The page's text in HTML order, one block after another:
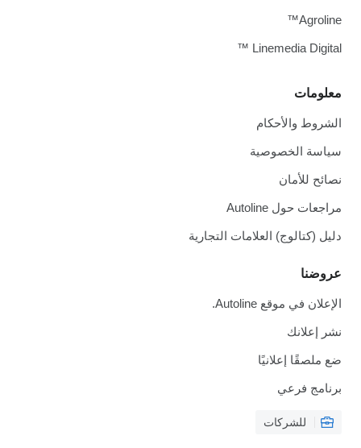
معلومات
الشروط والأحكام
سياسة الخصوصية
نصائح للأمان
مراجعات حول Autoline
دليل (كتالوج) العلامات التجارية
عروضنا
الإعلان في موقع Autoline.
نشر إعلانك
ضع ملصقًا إعلانيًا
برنامج فرعي
للشركات
Agroline™
Linemedia Digital ™